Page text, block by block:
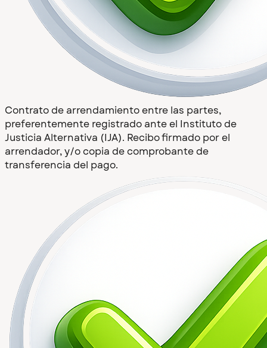
Contrato de arrendamiento entre las partes,
preferentemente registrado ante el Instituto de
Justicia Alternativa (IJA). Recibo firmado por el
arrendador, y/o copia de comprobante de
transferencia del pago.